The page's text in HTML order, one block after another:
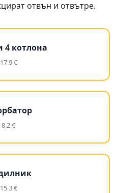
отвън и отвътре.
4 котлона
€
€
€